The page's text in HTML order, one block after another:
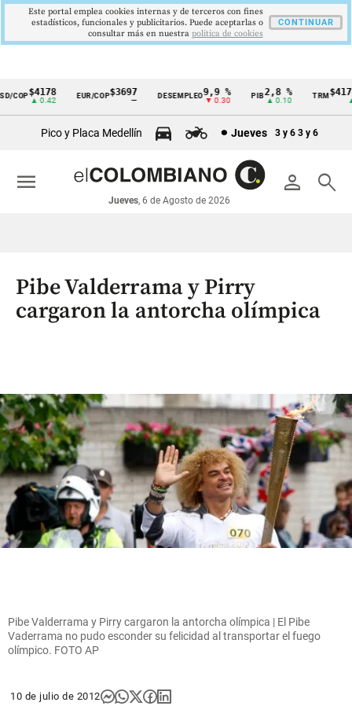
Cintillo
económicos
Colombia
COP$4178
▲ 0.42
EUR/COP$3697 DESEMPLEO 9,9 %
▼ 0.30
PIB2,8 %
▲ 0.10
TRM
▲
Pico y Placa Medellín Jueves 3 y 6 3 y 6
person search
Jueves, 6 de Agosto de 2026
menu
Pibe Valderrama y Pirry
cargaron la antorcha olímpica
Pibe Valderrama y Pirry cargaron la antorcha olímpica | El Pibe
Vaderrama no pudo esconder su felicidad al transportar el fuego
olímpico. FOTO AP
10 de julio de 2012
Este portal emplea cookies internas y de terceros con fines
estadísticos, funcionales y publicitarios. Puede aceptarlas o
consultar más en nuestra politica de cookies
CONTINUAR